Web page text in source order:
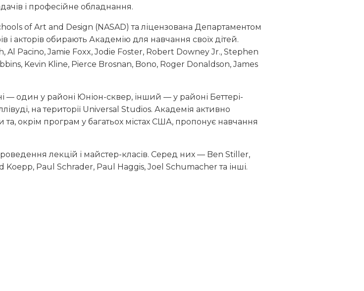
і професійне обладнання.
of Art and Design (NASAD) та ліцензована Департаментом
і акторів обирають Академію для навчання своїх дітей.
, Al Pacino,Jamie Foxx,Jodie Foster, Robert Downey Jr., Stephen
, Kevin Kline, Pierce Brosnan, Bono, Roger Donaldson,James
— один у районі Юніон-сквер, інший — у районі Беттері-
на території Universal Studios. Академія активно
та, окрім програм у багатьох містах США, пропонує навчання
лекцій і майстер-класів. Серед них — Ben Stiller,
Koepp, Paul Schrader, Paul Haggis,Joel Schumacherта інші.